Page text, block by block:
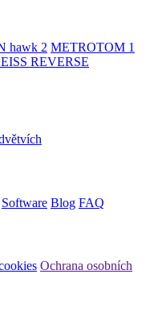
hawk 2 METROTOM 1
REVERSE
Software Blog FAQ
Ochrana osobních